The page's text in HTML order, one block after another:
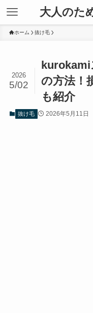
大人のた
ホーム 抜け毛
の方法！
も紹介
2026
5/02
抜け毛 2026年5月11日